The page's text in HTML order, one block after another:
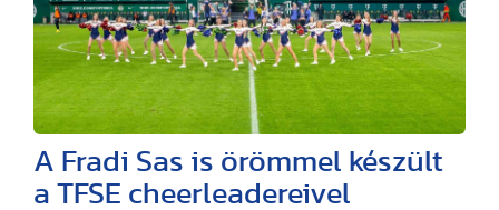
A Fradi Sas is örömmel készült
a TFSE cheerleadereivel